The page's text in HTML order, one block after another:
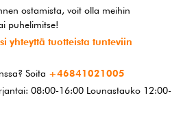
ostamista, voit olla meihin
puhelimitse!
yhteyttä tuotteista tunteviin
Soita +46841021005
08:00-16:00 Lounastauko 12:00-